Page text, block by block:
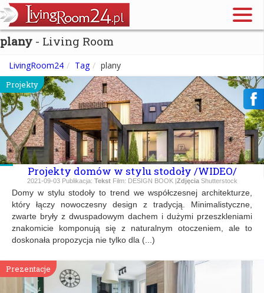
plany - Living Room
LivingRoom24 Tag plany
Projekty
Projekty domów w stylu stodoły /WIDEO/
2021-09-03Publikacja: Tekst Film: DESIGN BOOK |Zdjęcia Shutterstock
Domy w stylu stodoły to trend we współczesnej architekturze,
który łączy nowoczesny design z tradycją. Minimalistyczne,
zwarte bryły z dwuspadowym dachem i dużymi przeszkleniami
znakomicie komponują się z naturalnym otoczeniem, ale to
doskonała propozycja nie tylko dla (...)
Prezentacje